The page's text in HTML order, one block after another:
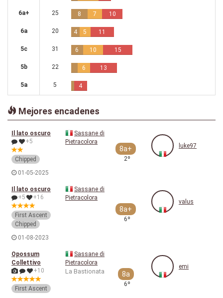
6a+ 25 8 7 10
6a 20 4 5 11
5c 31 6 10 15
5b 22 6 13
5a 5 4
Mejores encadenes
Il lato oscuro
+5
Chipped
01-05-2025
Sassane di
Pietracolora
8a+
2º
luke97
Il lato oscuro
+5
+16
First Ascent
Chipped
01-08-2023
Sassane di
Pietracolora
8a+
6º
valus
Opossum
Collettivo
+10
First Ascent
Sassane di
Pietracolora
La Bastionata 8a
6º
emi